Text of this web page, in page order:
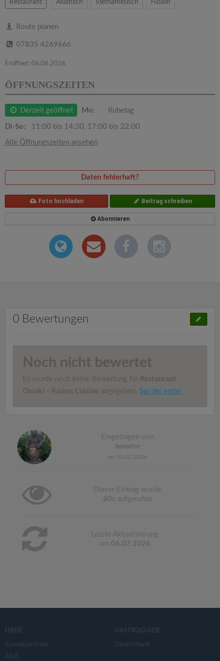
Restaurant Asiatisch Vietnamesisch Fusion
Route planen
07835 4269666
Eröffnet: 06.06.2026
ÖFFNUNGSZEITEN
Derzeit geöffnet Mo: Ruhetag
Di-So: 11:00 bis 14:30, 17:00 bis 22:00
Alle Öffnungszeiten ansehen
Daten fehlerhaft?
Foto hochladen Beitrag schreiben
Abonnieren
0 Bewertungen
Noch nicht bewertet
Es wurde noch keine Bewertung für Restaurant
Omaki - Fusion Cuisine abgegeben. Sei der erste!
Eingetragen von
Jenome
am 03.07.2026
Dieser Eintrag wurde
60x aufgerufen
Letzte Aktualisierung
am 06.07.2026
ÜBER
Kontaktanfrage
AGB
GASTROGUIDE
Deutschland
i
t
i
n